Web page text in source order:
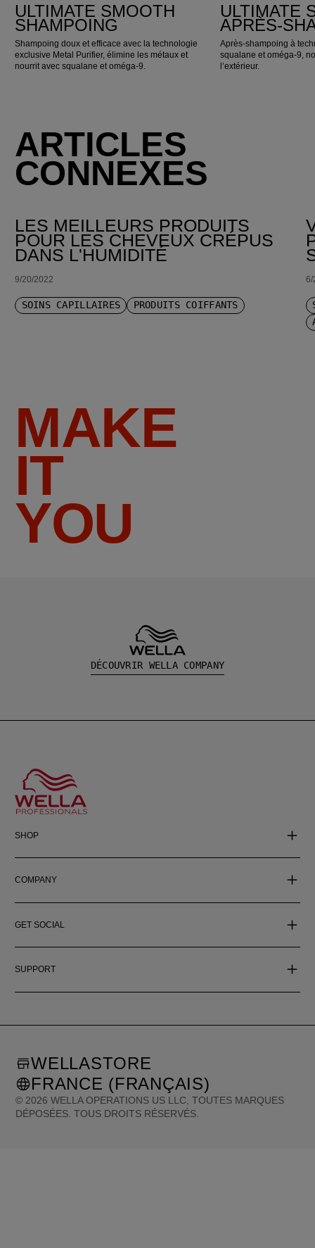
ULTIMATE SMOOTH
SHAMPOING
Shampoing doux et efficace avec la technologie
exclusive Metal Purifier, élimine les métaux et
nourrit avec squalane et oméga-9.
ULTIMATE
APRÈS-
Après-shampoing à
squalane et oméga-9,
l’extérieur.
ARTICLES
CONNEXES
LES MEILLEURS PRODUITS
POUR LES CHEVEUX CRÉPUS
DANS L'HUMIDITÉ
9/20/2022
SOINS CAPILLAIRES PRODUITS COIFFANTS
6/
MAKE
IT
YOU
DÉCOUVRIR WELLA COMPANY
SHOP
COMPANY
GET SOCIAL
SUPPORT
© 2026 WELLA OPERATIONS US LLC, TOUTES MARQUES
DÉPOSÉES. TOUS DROITS RÉSERVÉS.
WELLASTORE
FRANCE (FRANÇAIS)